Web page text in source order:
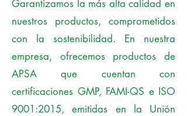
Garantizamos la más alta calidad en
nuestros productos, comprometidos
con la sostenibilidad. En nuestra
empresa, ofrecemos productos de
APSA que cuentan con
certificaciones GMP, FAMI-QS e ISO
9001:2015, emitidas en la Unión